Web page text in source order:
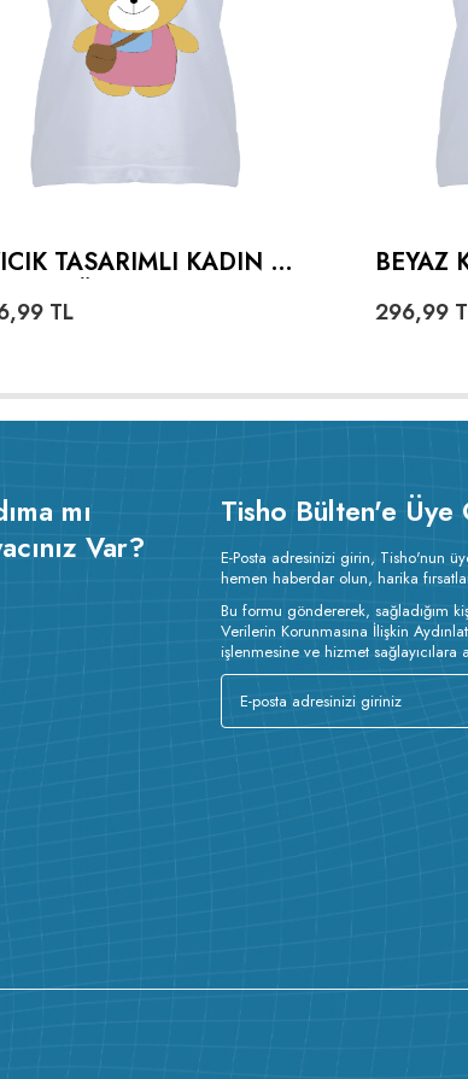
TASARIMLI KADIN V
TL
BEYAZ
TIŞÖRT
296,99
mı
Var?
Tisho Bülten'e Üye
E-Posta adresinizi girin, Tisho'nun
hemen haberdar olun, harika
Bu formu göndererek, sağladığım
Verilerin Korunmasına İlişkin
işlenmesine ve hizmet sağlayıcılara